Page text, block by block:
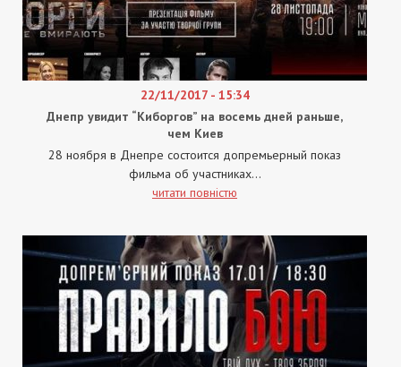
22/11/2017 - 15:34
Днепр увидит “Киборгов” на восемь дней раньше,
чем Киев
28 ноября в Днепре состоится допремьерный показ
фильма об участниках...
читати повністю